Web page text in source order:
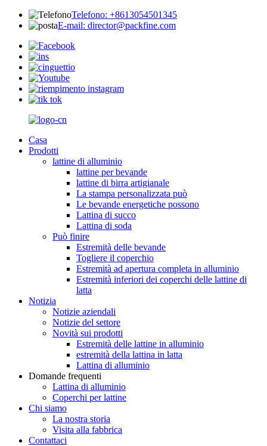
Telefono: +8613054501345
E-mail: director@packfine.com
Casa
Prodotti
lattine di alluminio
lattine per bevande
lattine di birra artigianale
La stampa personalizzata può
Le bevande energetiche possono
Lattina di succo
Lattina di soda
Può finire
Estremità delle bevande
Togliere il coperchio
Estremità ad apertura completa in alluminio
Estremità inferiori dei coperchi delle lattine di
latta
Notizia
Notizie aziendali
Notizie del settore
Novità sui prodotti
Estremità delle lattine in alluminio
estremità della lattina in latta
Lattina di alluminio
Domande frequenti
Lattina di alluminio
Coperchi per lattine
Chi siamo
La nostra storia
Visita alla fabbrica
Contattaci